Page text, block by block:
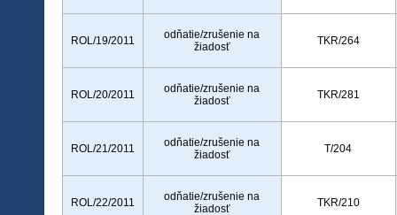
ROL/19/2011
odňatie/zrušenie na
žiadosť
TKR/264
ROL/20/2011
odňatie/zrušenie na
žiadosť
TKR/281
ROL/21/2011
odňatie/zrušenie na
žiadosť
T/204
ROL/22/2011
odňatie/zrušenie na
žiadosť
TKR/210